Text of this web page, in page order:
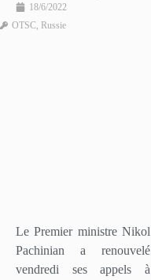
18/6/2022
OTSC Russie
Le Premier ministre Nikol
Pachinian a renouvelé
vendredi ses appels à